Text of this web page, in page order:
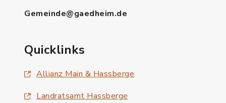
Gemeinde@gaedheim.de
Quicklinks
Allianz Main & Hassberge
Landratsamt Hassberge